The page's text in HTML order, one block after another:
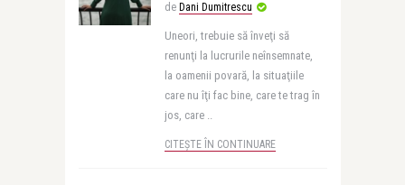
de Dani Dumitrescu
Uneori, trebuie să înveţi să
renunţi la lucrurile neînsemnate,
la oamenii povară, la situaţiile
care nu îţi fac bine, care te trag în
jos, care ..
CITEȘTE ÎN CONTINUARE